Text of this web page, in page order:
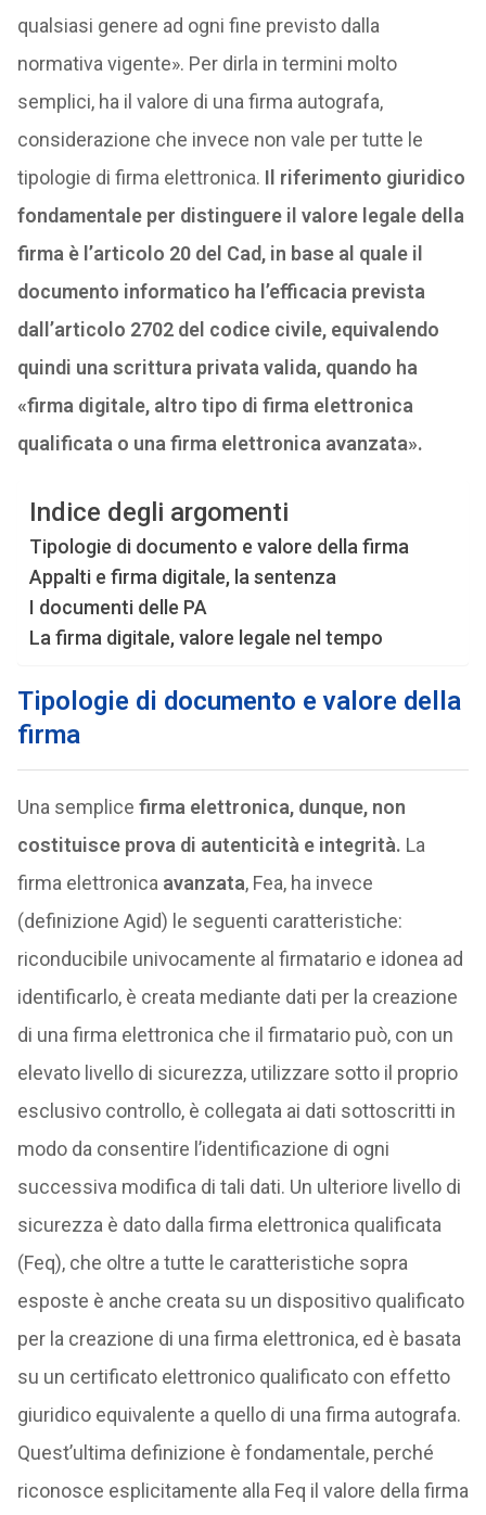
qualsiasi genere ad ogni fine previsto dalla
normativa vigente». Per dirla in termini molto
semplici, ha il valore di una firma autografa,
considerazione che invece non vale per tutte le
tipologie di firma elettronica. Il riferimento giuridico
fondamentale per distinguere il valore legale della
firma è l’articolo 20 del Cad, in base al quale il
documento informatico ha l’efficacia prevista
dall’articolo 2702 del codice civile, equivalendo
quindi una scrittura privata valida, quando ha
«firma digitale, altro tipo di firma elettronica
qualificata o una firma elettronica avanzata».
Indice degli argomenti
Tipologie di documento e valore della firma
Appalti e firma digitale, la sentenza
I documenti delle PA
La firma digitale, valore legale nel tempo
Tipologie di documento e valore della
firma
Una semplice firma elettronica, dunque, non
costituisce prova di autenticità e integrità. La
firma elettronica avanzata, Fea, ha invece
(definizione Agid) le seguenti caratteristiche:
riconducibile univocamente al firmatario e idonea ad
identificarlo, è creata mediante dati per la creazione
di una firma elettronica che il firmatario può, con un
elevato livello di sicurezza, utilizzare sotto il proprio
esclusivo controllo, è collegata ai dati sottoscritti in
modo da consentire l’identificazione di ogni
successiva modifica di tali dati. Un ulteriore livello di
sicurezza è dato dalla firma elettronica qualificata
(Feq), che oltre a tutte le caratteristiche sopra
esposte è anche creata su un dispositivo qualificato
per la creazione di una firma elettronica, ed è basata
su un certificato elettronico qualificato con effetto
giuridico equivalente a quello di una firma autografa.
Quest’ultima definizione è fondamentale, perché
riconosce esplicitamente alla Feq il valore della firma